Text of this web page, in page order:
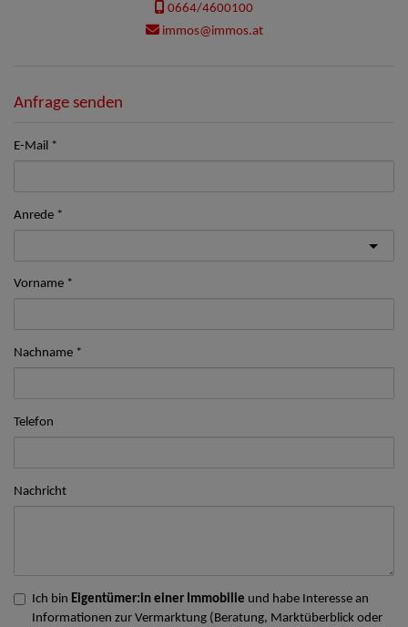
0664/4600100
immos@immos.at
Anfrage senden
E-Mail
Anrede
Vorname
Nachname
Telefon
Nachricht
Ich bin Eigentümer:in einer Immobilie und habe Interesse an
Informationen zur Vermarktung (Beratung, Marktüberblick oder